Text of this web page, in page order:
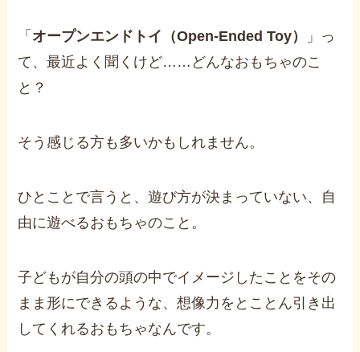
「 オープンエンドトイ（Open-Ended Toy）
」っ
て、最近よく聞くけど……どんなおもちゃのこ
と？
そう感じる方も多いかもしれません。
ひとことで言うと、遊び方が決まっていない、自
由に遊べるおもちゃのこと。
子どもが自分の頭の中でイメージしたことをその
まま形にできるような、想像力をとことん引き出
してくれるおもちゃなんです。